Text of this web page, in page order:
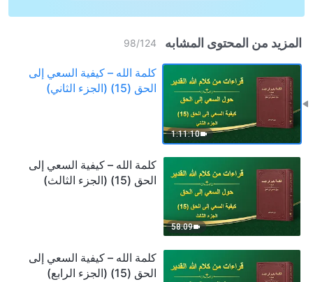
المزيد من المحتوى المشابه 98/124
1:11:10
كلمة الله – كيفية السعي إلى
الحق (15) (الجزء الثاني)
58:09
كلمة الله – كيفية السعي إلى
الحق (15) (الجزء الثالث)
كلمة الله – كيفية السعي إلى
الحق (15) (الجزء الرابع)